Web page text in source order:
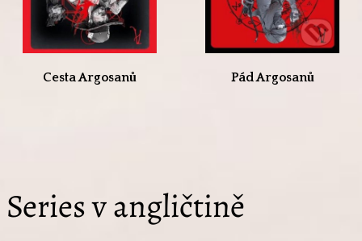
Cesta Argosanů Pád Argosanů
Series v angličtině